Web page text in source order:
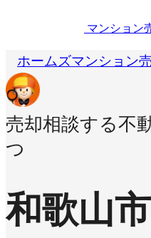
マンション
ホームズマンション
売却相談する不
つ
和歌山